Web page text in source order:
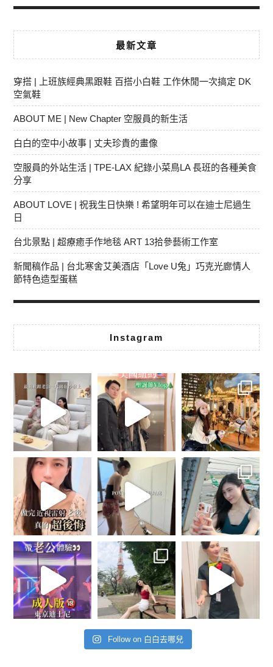
最新文章
穿搭 | 上班族經典黑跟鞋 百搭小白鞋 工作休閒一次搞定 DK
空氣鞋
ABOUT ME | New Chapter 空服員的新生活
白白的空中小故事 | 丈夫珍貴的畫像
空服員的外站生活 | TPE-LAX 紀錄小菜鳥LA 長班的各種美食
分享
ABOUT LOVE | 祝我生日快樂 ! 希望明年可以在迪士尼過生
日
台北景點 | 超療癒手作地毯 ART 13拾參藝術工作室
新聞稿作品 | 台北寒舍艾美酒店「Love U兔」巧克光廊情人
節特色造型蛋糕
Instagram
Follow on 白白去哪兒